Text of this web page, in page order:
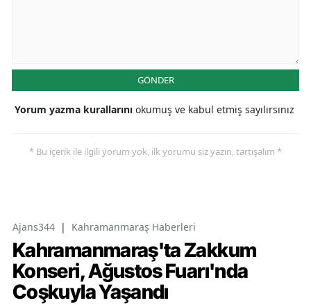
GÖNDER
Yorum yazma kurallarını okumuş ve kabul etmiş sayılırsınız
* Bu içerik ile ilgili yorum yok, ilk yorumu siz yazın, tartışalım *
Ajans344 | Kahramanmaraş Haberleri
Kahramanmaraş'ta Zakkum
Konseri, Ağustos Fuarı'nda
Coşkuyla Yaşandı